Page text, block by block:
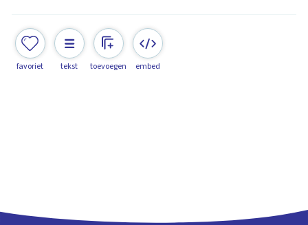
favoriet tekst toevoegen embed